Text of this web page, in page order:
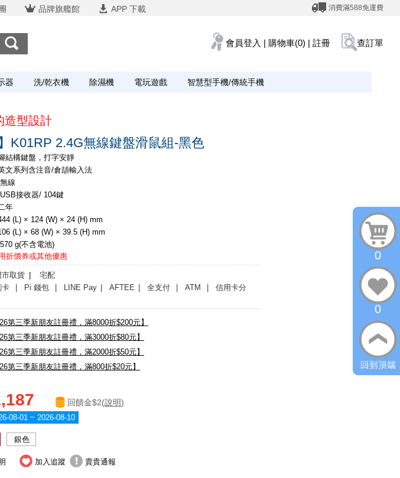
品牌旗艦館 APP 下載 消費滿588免運費
會員登入 | 購物車(0) | 註冊 查訂單
器 洗/乾衣機 除濕機 電玩遊戲 智慧型手機/傳統手機
造型設計
K01RP 2.4G無線鍵盤滑鼠組-黑色
結構鍵盤，打字安靜
文系列含注音/倉頡輸入法
線
接收器/ 104鍵
年
(L) × 124 (W) × 24 (H) mm
(L) × 68 (W) × 39.5 (H) mm
g(不含電池)
折價券或其他優惠
市取貨
宅配
卡 | Pi 錢包 | LINE Pay | AFTEE | 全支付 | ATM
| 信用卡分
第三季新朋友註冊禮，滿8000折$200元】
第三季新朋友註冊禮，滿3000折$80元】
第三季新朋友註冊禮，滿2000折$50元】
第三季新朋友註冊禮，滿800折$20元】
回饋金$2(說明)
08-01 ~ 2026-08-10
銀色
加入追蹤 賣貴通報
0
0